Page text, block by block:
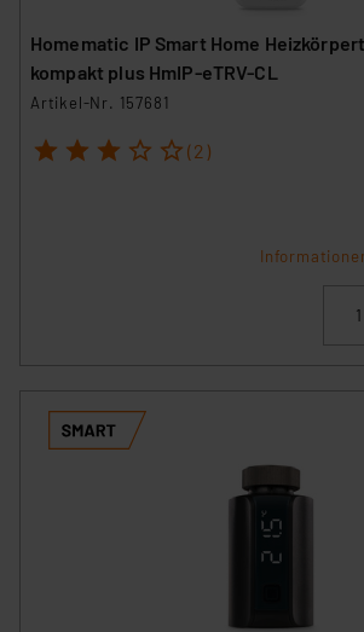
Homematic IP Smart Home
kompakt plus HmIP-eTRV-CL
Artikel-Nr. 157681
1 2 3 4 5 (2)